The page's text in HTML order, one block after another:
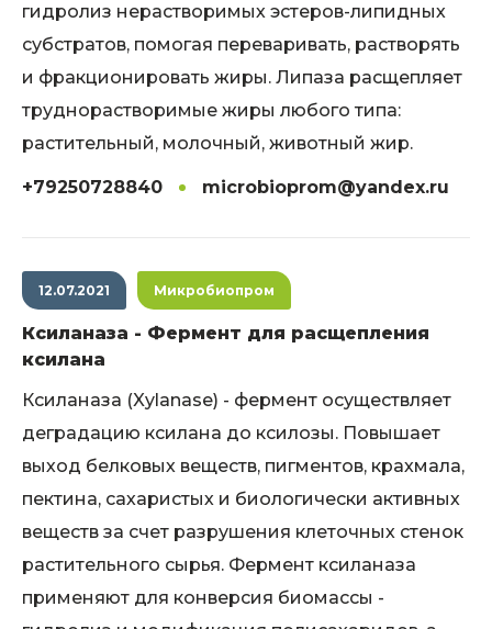
гидролиз нерастворимых эстеров-липидных
субстратов, помогая переваривать, растворять
и фракционировать жиры. Липаза расщепляет
труднорастворимые жиры любого типа:
растительный, молочный, животный жир.
+79250728840 microbioprom@yandex.ru
12.07.2021 Микробиопром
Ксиланаза - Фермент для расщепления
ксилана
Ксиланаза (Xylanase) - фермент осуществляет
деградацию ксилана до ксилозы. Повышает
выход белковых веществ, пигментов, крахмала,
пектина, сахаристых и биологически активных
веществ за счет разрушения клеточных стенок
растительного сырья. Фермент ксиланаза
применяют для конверсия биомассы -